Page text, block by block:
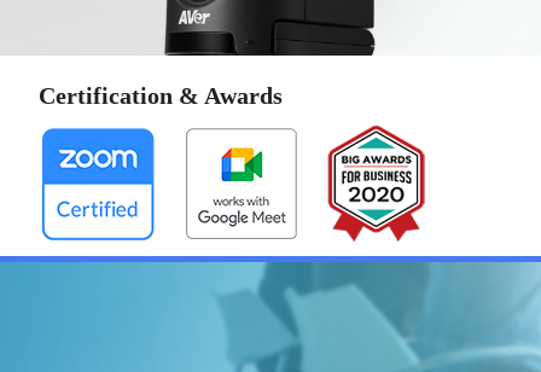
Certification & Awards